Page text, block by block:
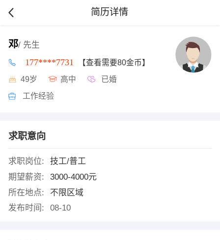
简历详情
邓/ 先生
177****7731 【查看需要80金币】
49岁 高中 已婚
工作经验
求职意向
求职岗位:
技工/普工
期望薪资:
3000-4000元
所在地点:
不限区域
发布时间:
08-10